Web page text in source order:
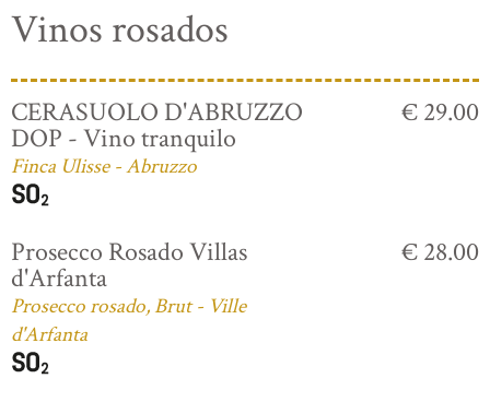
Vinos rosados
CERASUOLO D'ABRUZZO
DOP - Vino tranquilo
Finca Ulisse - Abruzzo
€ 29.00
Prosecco Rosado Villas
d'Arfanta
Prosecco rosado, Brut - Ville
d'Arfanta
€ 28.00